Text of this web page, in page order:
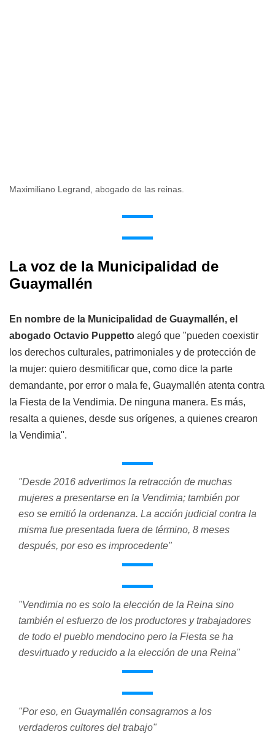
Maximiliano Legrand, abogado de las reinas.
La voz de la Municipalidad de
Guaymallén
En nombre de la Municipalidad de Guaymallén, el
abogado Octavio Puppetto alegó que "pueden coexistir
los derechos culturales, patrimoniales y de protección de
la mujer: quiero desmitificar que, como dice la parte
demandante, por error o mala fe, Guaymallén atenta contra
la Fiesta de la Vendimia. De ninguna manera. Es más,
resalta a quienes, desde sus orígenes, a quienes crearon
la Vendimia".
"Desde 2016 advertimos la retracción de muchas
mujeres a presentarse en la Vendimia; también por
eso se emitió la ordenanza. La acción judicial contra la
misma fue presentada fuera de término, 8 meses
después, por eso es improcedente"
"Vendimia no es solo la elección de la Reina sino
también el esfuerzo de los productores y trabajadores
de todo el pueblo mendocino pero la Fiesta se ha
desvirtuado y reducido a la elección de una Reina"
"Por eso, en Guaymallén consagramos a los
verdaderos cultores del trabajo"